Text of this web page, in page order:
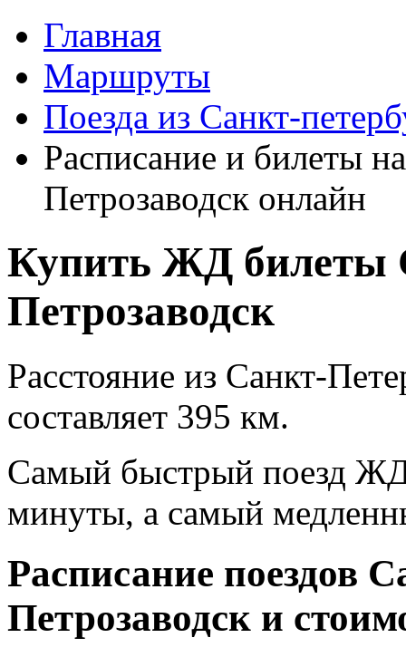
Главная
Маршруты
Поезда из Санкт-
Расписание и билеты
Петрозаводск онлайн
Купить ЖД билеты
Петрозаводск
Расстояние из Санкт-
составляет 395 км.
Самый быстрый поезд ЖД
минуты, а самый
Расписание поездов
Петрозаводск и